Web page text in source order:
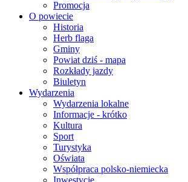
Promocja
O powiecie
Historia
Herb flaga
Gminy
Powiat dziś - mapa
Rozkłady jazdy
Biuletyn
Wydarzenia
Wydarzenia lokalne
Informacje - krótko
Kultura
Sport
Turystyka
Oświata
Współpraca polsko-niemiecka
Inwestycje